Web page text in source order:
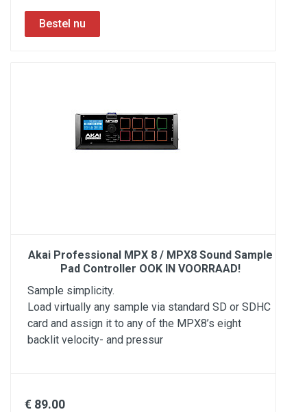
Akai Professional MPX 8 / MPX8 Sound Sample
Pad Controller OOK IN VOORRAAD!
Sample simplicity.
Load virtually any sample via standard SD or SDHC
card and assign it to any of the MPX8’s eight
backlit velocity- and pressur
€ 89.00